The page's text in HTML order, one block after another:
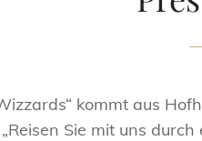
kommt aus
Sie mit uns